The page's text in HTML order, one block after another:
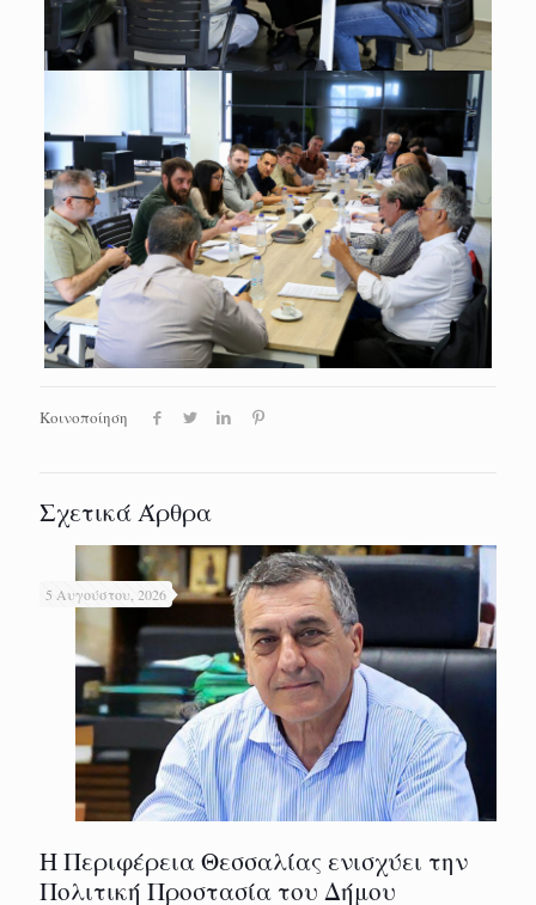
Κοινοποίηση
Σχετικά Άρθρα
5 Αυγούστου, 2026
Η Περιφέρεια Θεσσαλίας ενισχύει την
Πολιτική Προστασία του Δήμου